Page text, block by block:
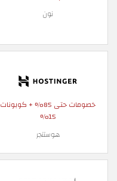
نون
خصومات حتى 85% + كوبونات
15%
هوستنجر